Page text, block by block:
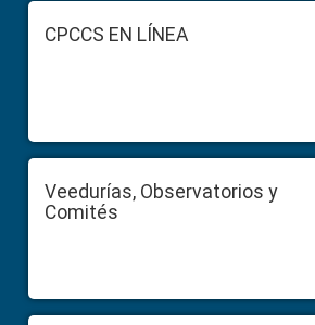
Sidebar
FooterCPCCS EN LÍNEA
Veedurías, Observatorios y
Comités